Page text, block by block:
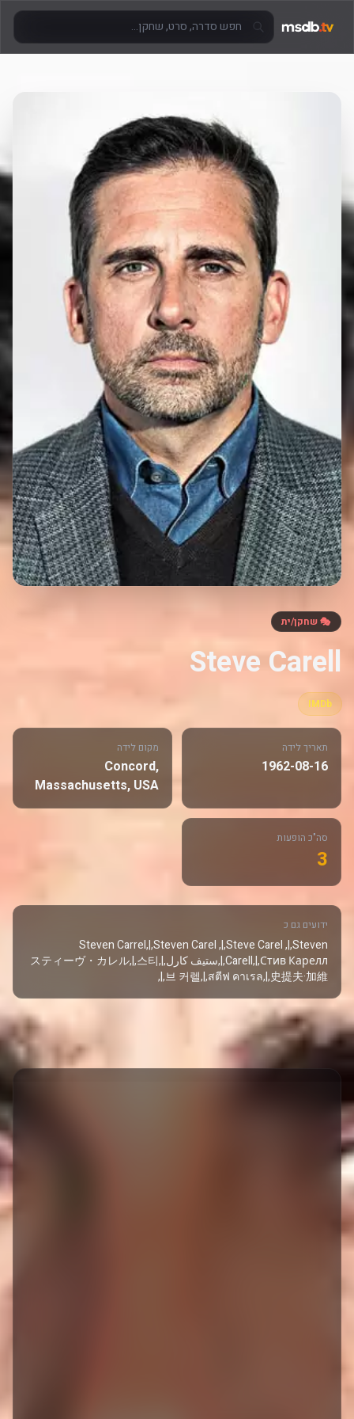
🎭 שחקן/ית
Steve Carell
IMDb
תאריך לידה
1962-08-16
מקום לידה
Concord,
Massachusetts, USA
סה"כ הופעות
3
ידועים גם כ
Steven Carrel,|,Steven Carel ,|,Steve Carel ,|,Steven
Carell,|,Стив Карелл,|,ستيف كارل,|,スティーヴ・カレル,|,스티
브 커렐,|,สตีฟ คาเรล,|,史提夫·加維,|,